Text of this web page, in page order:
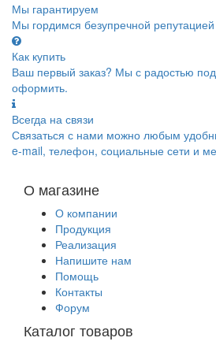
Мы гарантируем
Мы гордимся безупречной
Как купить
Ваш первый заказ? Мы с радостью
оформить.
Всегда на связи
Связаться с нами можно любым
e-mail, телефон, социальные сети и
О магазине
О компании
Продукция
Реализация
Напишите нам
Помощь
Контакты
Форум
Каталог товаров